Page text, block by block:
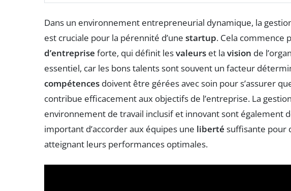
Dans un environnement entrepreneurial dynamique, la
est cruciale pour la pérennité d’une startup. Cela commence
d’entreprise forte, qui définit lesvaleurs et la vision de
essentiel, car les bons talents sont souvent un facteur
compétences doivent être gérées avec soin pour s’assurer
contribue efficacement aux objectifs de l’entreprise. La
environnement de travail inclusif et innovant sont également
important d’accorder aux équipes une liberté suffisante pour
atteignant leurs performances optimales.